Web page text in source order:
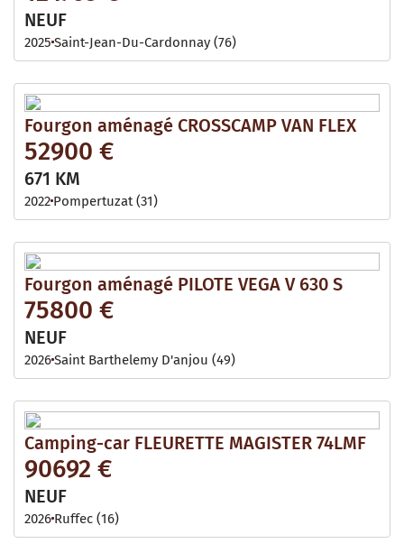
NEUF
2025 Saint-Jean-Du-Cardonnay (76)
Fourgon aménagé CROSSCAMP VAN FLEX
52900 €
671 KM
2022 Pompertuzat (31)
Fourgon aménagé PILOTE VEGA V 630 S
75800 €
NEUF
2026Saint Barthelemy D'anjou (49)
Camping-car FLEURETTE MAGISTER 74LMF
90692 €
NEUF
2026 Ruffec (16)